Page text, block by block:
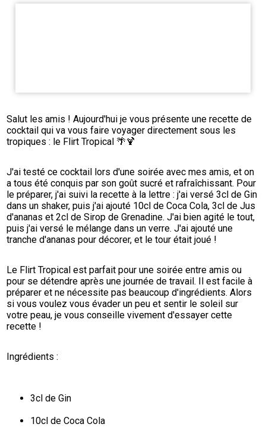
Salut les amis ! Aujourd'hui je vous présente une recette de
cocktail qui va vous faire voyager directement sous les
tropiques : le Flirt Tropical 🌴🍹
J'ai testé ce cocktail lors d'une soirée avec mes amis, et on
a tous été conquis par son goût sucré et rafraîchissant. Pour
le préparer, j'ai suivi la recette à la lettre : j'ai versé 3cl de Gin
dans un shaker, puis j'ai ajouté 10cl de Coca Cola, 3cl de Jus
d'ananas et 2cl de Sirop de Grenadine. J'ai bien agité le tout,
puis j'ai versé le mélange dans un verre. J'ai ajouté une
tranche d'ananas pour décorer, et le tour était joué !
Le Flirt Tropical est parfait pour une soirée entre amis ou
pour se détendre après une journée de travail. Il est facile à
préparer et ne nécessite pas beaucoup d'ingrédients. Alors
si vous voulez vous évader un peu et sentir le soleil sur
votre peau, je vous conseille vivement d'essayer cette
recette !
Ingrédients :
3cl de Gin
10cl de Coca Cola